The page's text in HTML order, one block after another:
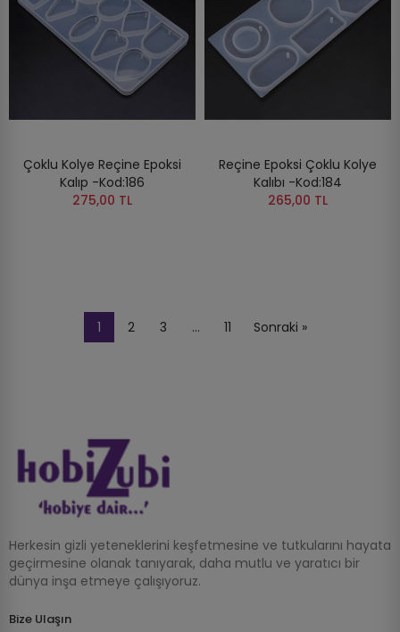
Çoklu Kolye Reçine Epoksi
Kalıp -Kod:186
275,00 TL
Reçine Epoksi Çoklu Kolye
Kalıbı -Kod:184
265,00 TL
1 2 3 … 11 Sonraki »
Herkesin gizli yeteneklerini keşfetmesine ve tutkularını hayata
geçirmesine olanak tanıyarak, daha mutlu ve yaratıcı bir
dünya inşa etmeye çalışıyoruz.
Bize Ulaşın